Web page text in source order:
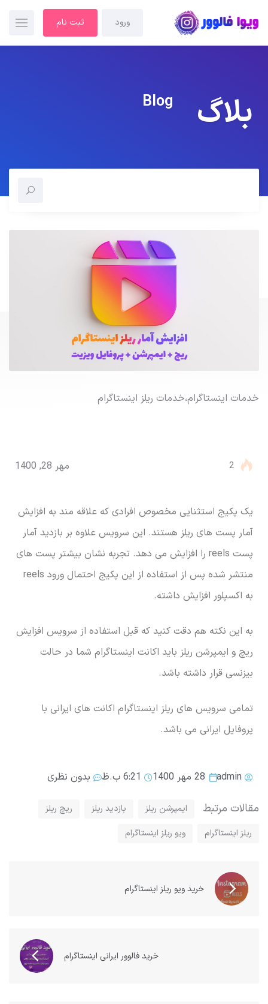
ورود ثبت نام
بلاگ Blog
خدمات اینستاگرام،خدمات ریلز اینستاگرام
2 مهر 28, 1400
یک پکیج استثنایی مخصوص افرادی که علاقه مند به افزایش
آمار پست های ریلز هستند. این سرویس علاوه بر بازدید آمار
پست reels را افزایش می دهد. تجربه نشان بیشتر پست های
منتشر شده پس از استفاده از این پکیج احتمال ورود reels
به اکسپلور افزایش داشته.
به این نکته هم دقت کنید که قبل استفاده از سرویس افزایش
ریچ و ایمپرشن ریلز باید اکانت اینستاگرام شما در حالت
بیزنسی قرار داشته باشد.
تمامی سرویس های ریلز اینستاگرام اکانت های ایرانی با
پروفایل ایرانی می باشد.
admin 28 مهر 1400 6:21 ب.ظ بدون نظری
مقالات مرتبط ایمپرشن ریلز بازدید ریلز
ریچ ریلز
ریلز اینستاگرام
ویو ریلز اینستاگرام
خرید ویو ریلز اینستاگرام
خرید فالوور ایرانی اینستاگرام